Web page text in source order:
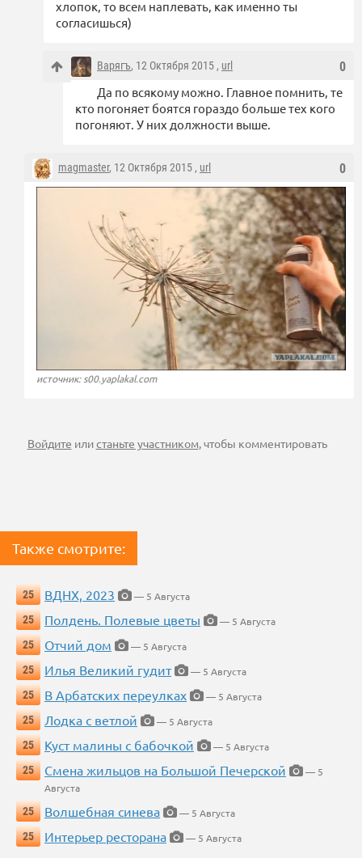
хлопок, то всем наплевать, как именно ты
согласишься)
0
Варягъ, 12 Октября 2015 , url
Да по всякому можно. Главное помнить, те
кто погоняет боятся гораздо больше тех кого
погоняют. У них должности выше.
0
magmaster, 12 Октября 2015 , url
источник: s00.yaplakal.com
Войдите илистаньте участником, чтобы комментировать
Также смотрите:
25 ВДНХ, 2023
— 5 Августа
25
Полдень. Полевые цветы
— 5 Августа
25
Отчий дом
— 5 Августа
25
Илья Великий гудит
— 5 Августа
25
В Арбатских переулках
— 5 Августа
25
Лодка с ветлой
— 5 Августа
25
Куст малины с бабочкой
— 5 Августа
25
Смена жильцов на Большой Печерской
— 5
Августа
25
Волшебная синева
— 5 Августа
25
Интерьер ресторана — 5 Августа